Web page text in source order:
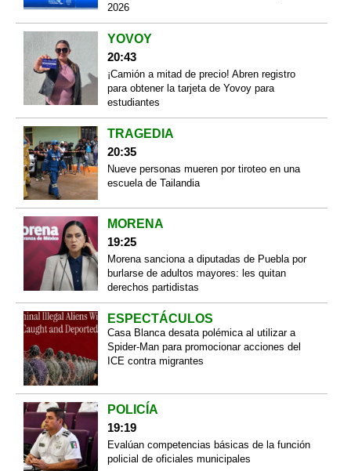
2026
YOVOY
20:43
¡Camión a mitad de precio! Abren registro
para obtener la tarjeta de Yovoy para
estudiantes
TRAGEDIA
20:35
Nueve personas mueren por tiroteo en una
escuela de Tailandia
MORENA
19:25
Morena sanciona a diputadas de Puebla por
burlarse de adultos mayores: les quitan
derechos partidistas
ESPECTÁCULOS
Casa Blanca desata polémica al utilizar a
Spider-Man para promocionar acciones del
ICE contra migrantes
POLICÍA
19:19
Evalúan competencias básicas de la función
policial de oficiales municipales